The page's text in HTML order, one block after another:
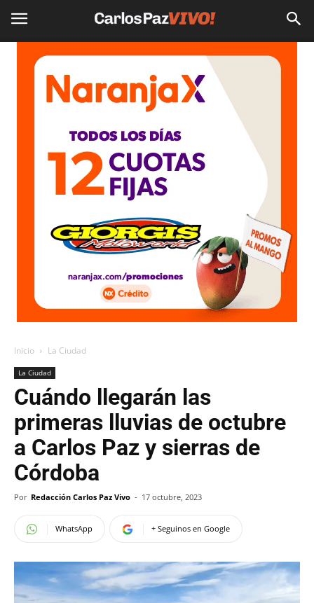
Inicio La Ciudad
La Ciudad
Cuándo llegarán las
primeras lluvias de octubre
a Carlos Paz y sierras de
Córdoba
Por Redacción Carlos Paz Vivo - 17 octubre, 2023
WhatsApp + Seguinos en Google